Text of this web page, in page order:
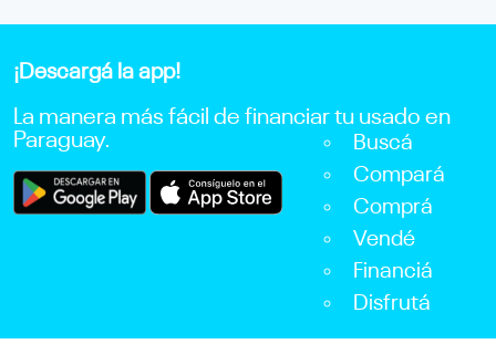
¡Descargá la app!
La manera más fácil de financiar tu usado en
Paraguay.
Buscá
Compará
Comprá
Vendé
Financiá
Disfrutá